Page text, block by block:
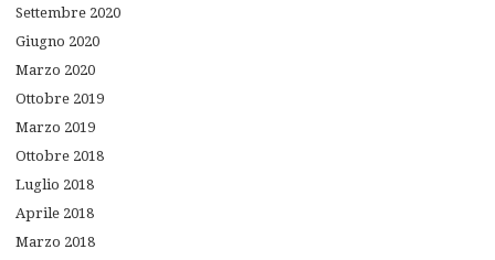
Settembre 2020
Giugno 2020
Marzo 2020
Ottobre 2019
Marzo 2019
Ottobre 2018
Luglio 2018
Aprile 2018
Marzo 2018